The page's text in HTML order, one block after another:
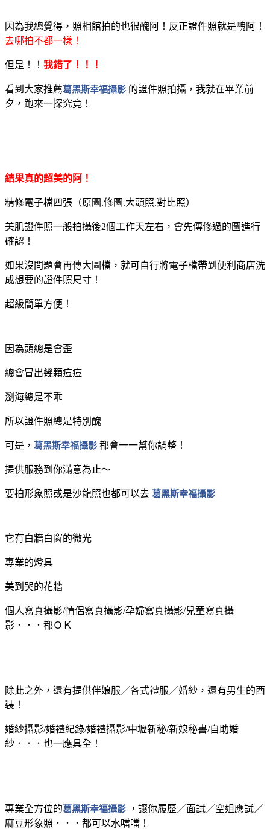
因為我總覺得，照相館拍的也很醜阿！反正證件照就是醜阿！
去哪拍不都一樣！
但是！！ 我錯了！！！
看到大家推薦葛黑斯幸福攝影 的證件照拍攝，我就在畢業前
夕，跑來一探究竟！
結果真的超美的阿！
精修電子檔四張（原圖.修圖.大頭照.對比照）
美肌證件照一般拍攝後2個工作天左右，會先傳修過的圖進行
確認！
如果沒問題會再傳大圖檔，就可自行將電子檔帶到便利商店洗
成想要的證件照尺寸！
超級簡單方便！
因為頭總是會歪
總會冒出幾顆痘痘
瀏海總是不乖
所以證件照總是特別醜
可是， 葛黑斯幸福攝影 都會一一幫你調整！
提供服務到你滿意為止～
要拍形象照或是沙龍照也都可以去 葛黑斯幸福攝影
它有白牆白窗的微光
專業的燈具
美到哭的花牆
個人寫真攝影/情侶寫真攝影/孕婦寫真攝影/兒童寫真攝
影．．．都ＯＫ
除此之外，還有提供伴娘服／各式禮服／婚紗，還有男生的西
裝！
婚紗攝影/婚禮紀錄/婚禮攝影/中壢新秘/新娘秘書/自助婚
紗．．．也一應具全！
專業全方位的葛黑斯幸福攝影 ，讓你履歷／面試／空姐應試／
麻豆形象照．．．都可以水噹噹！